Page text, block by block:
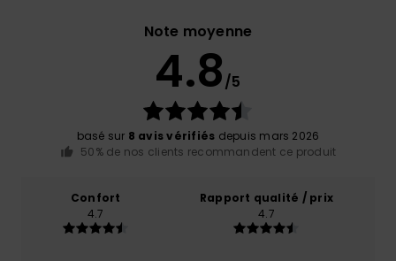
Note moyenne
4.8/5
basé sur 8 avis vérifiés depuis mars 2026
50% de nos clients recommandent ce produit
Confort
4.7
Rapport qualité / prix
4.7